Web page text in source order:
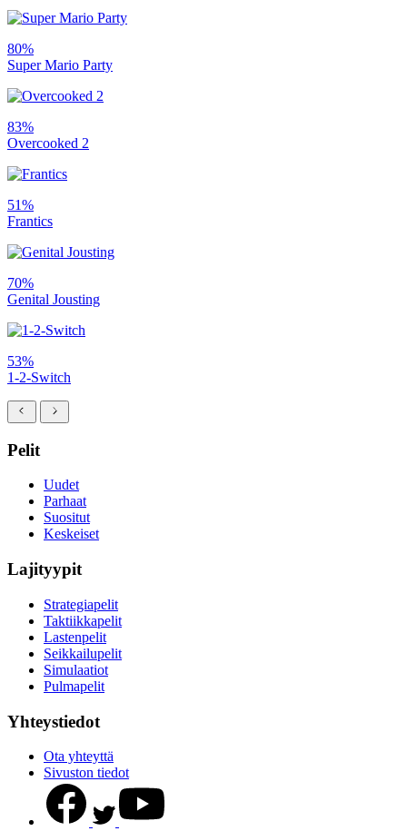
80%
Super Mario Party
83%
Overcooked 2
51%
Frantics
70%
Genital Jousting
53%
1-2-Switch
Pelit
Uudet
Parhaat
Suositut
Keskeiset
Lajityypit
Strategiapelit
Taktiikkapelit
Lastenpelit
Seikkailupelit
Simulaatiot
Pulmapelit
Yhteystiedot
Ota yhteyttä
Sivuston tiedot